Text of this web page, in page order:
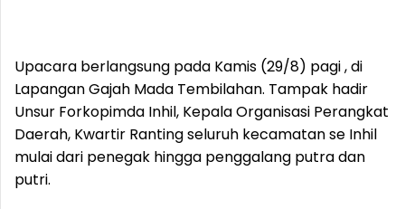
Upacara berlangsung pada Kamis (29/8) pagi , di
Lapangan Gajah Mada Tembilahan. Tampak hadir
Unsur Forkopimda Inhil, Kepala Organisasi Perangkat
Daerah, Kwartir Ranting seluruh kecamatan se Inhil
mulai dari penegak hingga penggalang putra dan
putri.